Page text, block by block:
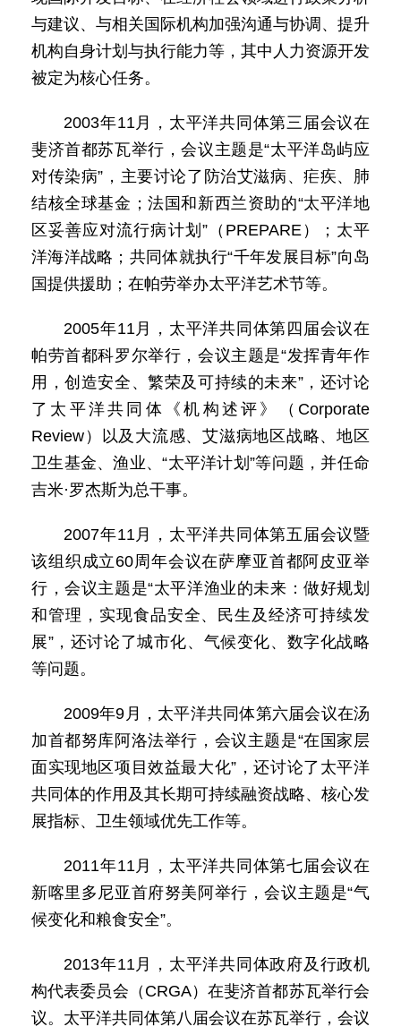
与建议、与相关国际机构加强沟通与协调、提升
机构自身计划与执行能力等，其中人力资源开发
被定为核心任务。
2003年11月，太平洋共同体第三届会议在
斐济首都苏瓦举行，会议主题是“太平洋岛屿应
对传染病”，主要讨论了防治艾滋病、疟疾、肺
结核全球基金；法国和新西兰资助的“太平洋地
区妥善应对流行病计划”（PREPARE）；太平
洋海洋战略；共同体就执行“千年发展目标”向岛
国提供援助；在帕劳举办太平洋艺术节等。
2005年11月，太平洋共同体第四届会议在
帕劳首都科罗尔举行，会议主题是“发挥青年作
用，创造安全、繁荣及可持续的未来”，还讨论
了太平洋共同体《机构述评》（Corporate
Review）以及大流感、艾滋病地区战略、地区
卫生基金、渔业、“太平洋计划”等问题，并任命
吉米·罗杰斯为总干事。
2007年11月，太平洋共同体第五届会议暨
该组织成立60周年会议在萨摩亚首都阿皮亚举
行，会议主题是“太平洋渔业的未来：做好规划
和管理，实现食品安全、民生及经济可持续发
展”，还讨论了城市化、气候变化、数字化战略
等问题。
2009年9月，太平洋共同体第六届会议在汤
加首都努库阿洛法举行，会议主题是“在国家层
面实现地区项目效益最大化”，还讨论了太平洋
共同体的作用及其长期可持续融资战略、核心发
展指标、卫生领域优先工作等。
2011年11月，太平洋共同体第七届会议在
新喀里多尼亚首府努美阿举行，会议主题是“气
候变化和粮食安全”。
2013年11月，太平洋共同体政府及行政机
构代表委员会（CRGA）在斐济首都苏瓦举行会
议。太平洋共同体第八届会议在苏瓦举行，会议